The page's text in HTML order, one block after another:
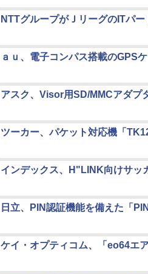
NTTグループがＪリーグのITパ
ａｕ、電子コンパス搭載のGPS
アスク、Visor用SD/MMCアダプ
ツーカー、パケット対応機「
インデックス、H"LINK向けサッ
日立、PIN認証機能を備えた「
ケイ・オプティコム、「eo64エ